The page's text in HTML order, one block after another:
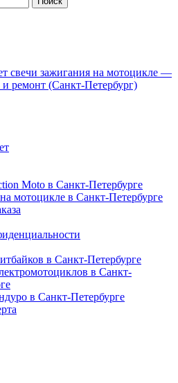
свечи зажигания на мотоцикле —
ремонт (Санкт-Петербург)
Moto в Санкт-Петербурге
мотоцикле в Санкт-Петербурге
в Санкт-Петербурге
в Санкт-
в Санкт-Петербурге